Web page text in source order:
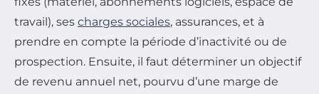
travail), ses charges sociales, assurances, et à
prendre en compte la période d’inactivité ou de
prospection. Ensuite, il faut déterminer un objectif
de revenu annuel net, pourvu d’une marge de